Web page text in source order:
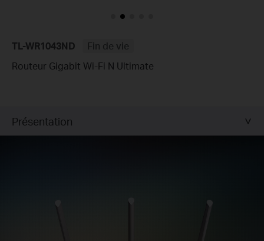
TL-WR1043ND
Fin de vie
Routeur Gigabit Wi-Fi N Ultimate
Présentation